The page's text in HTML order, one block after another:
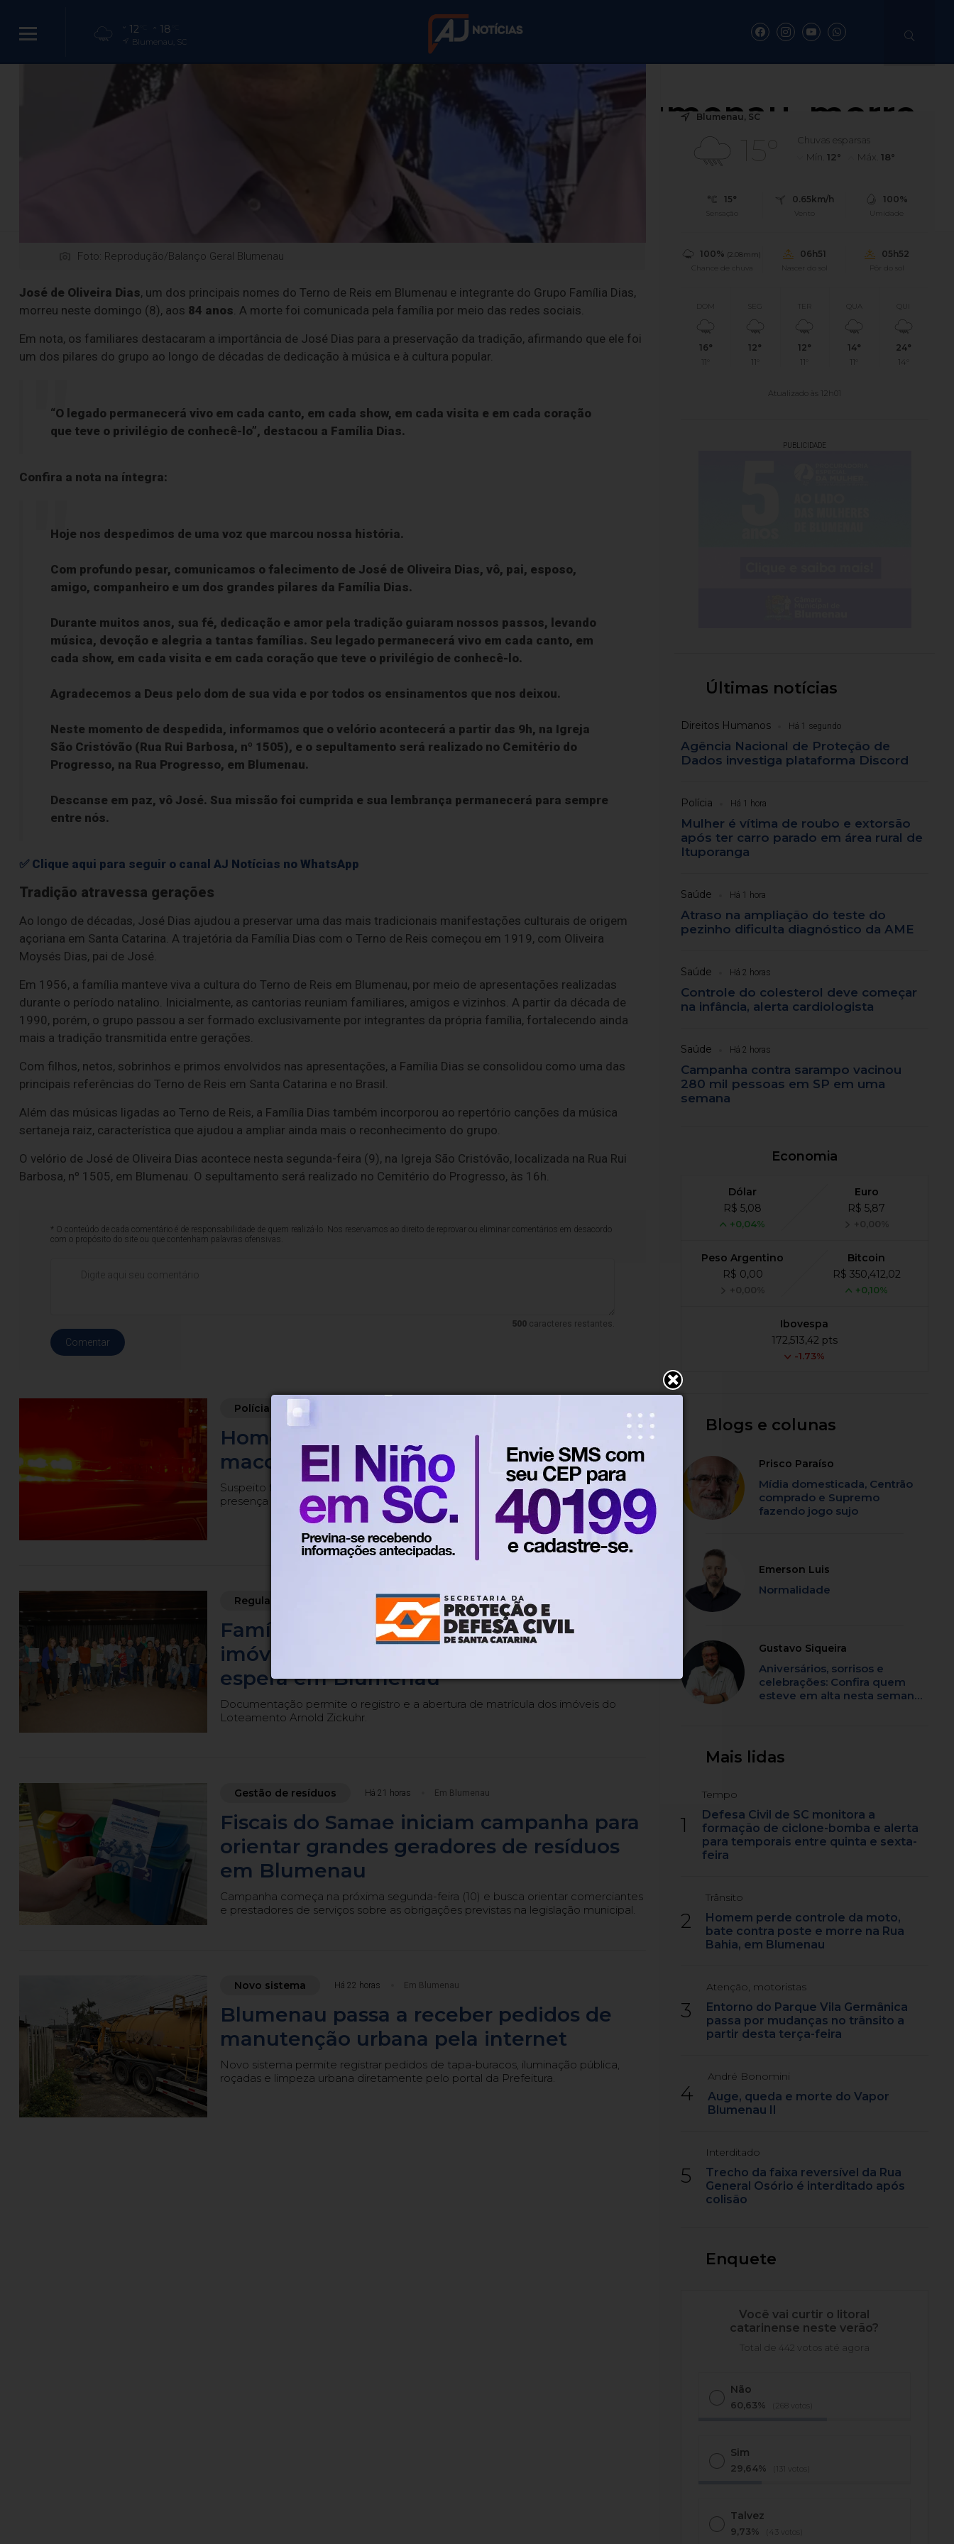
12 18
Blumenau, SC
Referência do Terno de Reis em Blumenau, morre
aos 84 anos, José de Oliveira Dias
Integrante da Família Dias dedicou décadas à preservação da tradição do Terno de Reis em Santa Catarina.
Foto: Reprodução/Balanço Geral Blumenau
José de Oliveira Dias, um dos principais nomes do Terno de Reis em Blumenau e integrante do Grupo Família Dias,
morreu neste domingo (8), aos 84 anos . A morte foi comunicada pela família por meio das redes sociais.
Em nota, os familiares destacaram a importância de José Dias para a preservação da tradição, afirmando que ele foi
um dos pilares do grupo ao longo de décadas de dedicação à música e à cultura popular.
“O legado permanecerá vivo em cada canto, em cada show, em cada visita e em cada coração
que teve o privilégio de conhecê-lo”, destacou a Família Dias.
Confira a nota na íntegra:
Hoje nos despedimos de uma voz que marcou nossa história.
Com profundo pesar, comunicamos o falecimento de José de Oliveira Dias, vô, pai, esposo,
amigo, companheiro e um dos grandes pilares da Família Dias.
Durante muitos anos, sua fé, dedicação e amor pela tradição guiaram nossos passos, levando
música, devoção e alegria a tantas famílias. Seu legado permanecerá vivo em cada canto, em
cada show, em cada visita e em cada coração que teve o privilégio de conhecê-lo.
Agradecemos a Deus pelo dom de sua vida e por todos os ensinamentos que nos deixou.
Neste momento de despedida, informamos que o velório acontecerá a partir das 9h, na Igreja
São Cristóvão (Rua Rui Barbosa, nº 1505), e o sepultamento será realizado no Cemitério do
Progresso, na Rua Progresso, em Blumenau.
Descanse em paz, vô José. Sua missão foi cumprida e sua lembrança permanecerá para sempre
entre nós.
✅ Clique aqui para seguir o canal AJ Notícias no WhatsApp
Tradição atravessa gerações
Ao longo de décadas, José Dias ajudou a preservar uma das mais tradicionais manifestações culturais de origem
açoriana em Santa Catarina. A trajetória da Família Dias com o Terno de Reis começou em 1919, com Oliveira
Moysés Dias, pai de José.
Em 1956, a família manteve viva a cultura do Terno de Reis em Blumenau, por meio de apresentações realizadas
durante o período natalino. Inicialmente, as cantorias reuniam familiares, amigos e vizinhos. A partir da década de
1990, porém, o grupo passou a ser formado exclusivamente por integrantes da própria família, fortalecendo ainda
mais a tradição transmitida entre gerações.
Com filhos, netos, sobrinhos e primos envolvidos nas apresentações, a Família Dias se consolidou como uma das
principais referências do Terno de Reis em Santa Catarina e no Brasil.
Além das músicas ligadas ao Terno de Reis, a Família Dias também incorporou ao repertório canções da música
sertaneja raiz, característica que ajudou a ampliar ainda mais o reconhecimento do grupo.
O velório de José de Oliveira Dias acontece nesta segunda-feira (9), na Igreja São Cristóvão, localizada na Rua Rui
Barbosa, nº 1505, em Blumenau. O sepultamento será realizado no Cemitério do Progresso, às 16h.
* O conteúdo de cada comentário é de responsabilidade de quem realizá-lo. Nos reservamos ao direito de reprovar ou eliminar comentários em desacordo
com o propósito do site ou que contenham palavras ofensivas.
500caracteres restantes.
Comentar
Polícia Há 4 horas
Homem é preso com quase 15 kg de
maconha em Blumenau
Suspeito foi abordado após realizar uma manobra brusca ao perceber a
presença da Polícia Militar
Regularização Há 20 horas Em Blumenau
Famílias recebem documentação de
imóveis após mais de duas décadas de
espera em Blumenau
Documentação permite o registro e a abertura de matrícula dos imóveis do
Loteamento Arnold Zickuhr.
Gestão de resíduos Há 21 horas Em Blumenau
Fiscais do Samae iniciam campanha para
orientar grandes geradores de resíduos
em Blumenau
Campanha começa na próxima segunda-feira (10) e busca orientar comerciantes
e prestadores de serviços sobre as obrigações previstas na legislação municipal.
Novo sistema Há 22 horas Em Blumenau
Blumenau passa a receber pedidos de
manutenção urbana pela internet
Novo sistema permite registrar pedidos de tapa-buracos, iluminação pública,
roçadas e limpeza urbana diretamente pelo portal da Prefeitura.
Blumenau, SC
15°
Chuvas esparsas
Mín.12° Máx.18°
15°
Sensação
0.65km/h
Vento
100%
Umidade
100% (2.08mm)
Chance de chuva
06h51
Nascer do sol
05h52
Pôr do sol
DOM
16°
11°
12°
11°
TER
12°
11°
QUA
14°
11°
24°
14°
Atualizado às 12h01
PUBLICIDADE
Últimas notícias
Direitos Humanos Há 1 segundo
Agência Nacional de Proteção de
Dados investiga plataforma Discord
Polícia Há 1 hora
Mulher é vítima de roubo e extorsão
após ter carro parado em área rural de
Ituporanga
Saúde Há 1 hora
Atraso na ampliação do teste do
pezinho dificulta diagnóstico da AME
Saúde Há 2 horas
Controle do colesterol deve começar
na infância, alerta cardiologista
Saúde Há 2 horas
Campanha contra sarampo vacinou
280 mil pessoas em SP em uma
semana
Economia
Dólar
R$ 5,08
+0,04%
Euro
R$ 5,87
+0,00%
Peso Argentino
R$ 0,00
+0,00%
Bitcoin
R$ 350,412,02
+0,10%
Ibovespa
172,513,42 pts
-1.73%
Blogs e colunas
Prisco Paraíso
Mídia domesticada, Centrão
comprado e Supremo
fazendo jogo sujo
Emerson Luis
Normalidade
Gustavo Siqueira
Aniversários, sorrisos e
celebrações: Confira quem
esteve em alta nesta semana
Mais lidas
1
Tempo
Defesa Civil de SC monitora a
formação de ciclone-bomba e alerta
para temporais entre quinta e sexta-
feira
2
Trânsito
Homem perde controle da moto,
bate contra poste e morre na Rua
Bahia, em Blumenau
3
Atenção, motoristas
Entorno do Parque Vila Germânica
passa por mudanças no trânsito a
partir desta terça-feira
4
André Bonomini
Auge, queda e morte do Vapor
Blumenau II
5
Interditado
Trecho da faixa reversível da Rua
General Osório é interditado após
colisão
Enquete
Você vai curtir o litoral
catarinense neste verão?
Total de 442 votos até agora
Não
60,63% (268 votos)
Sim
29,64% (131 votos)
Talvez
9,73% (43 votos)